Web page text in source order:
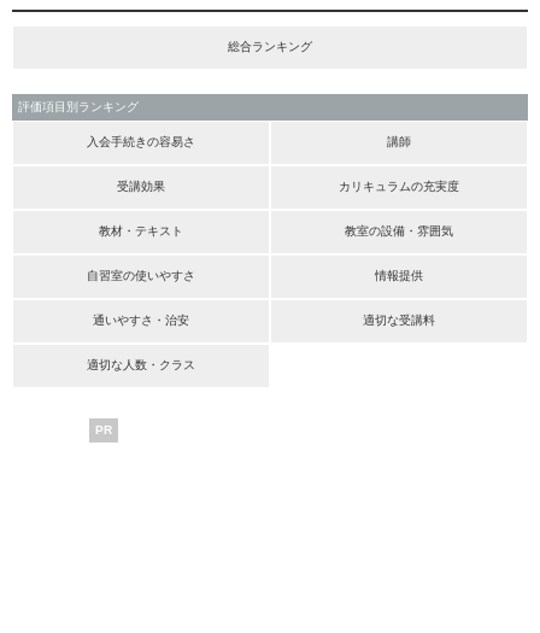
総合ランキング
評価項目別ランキング
入会手続きの容易さ 講師
受講効果 カリキュラムの充実度
教材・テキスト 教室の設備・雰囲気
自習室の使いやすさ 情報提供
通いやすさ・治安 適切な受講料
適切な人数・クラス
PR